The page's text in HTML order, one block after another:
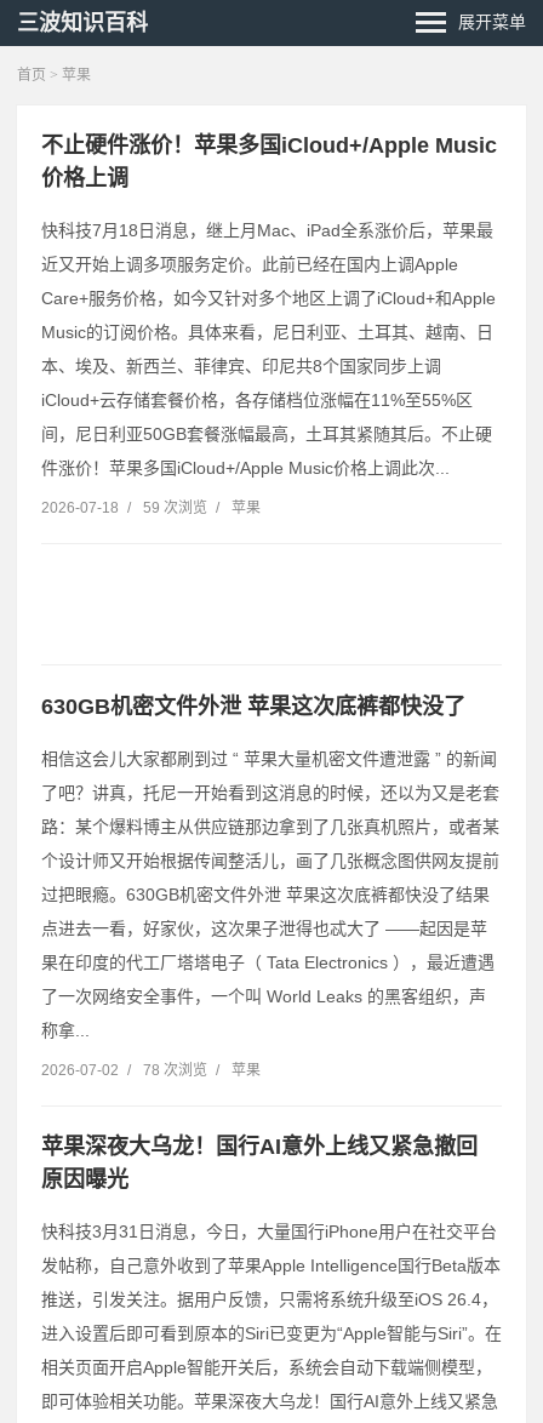
三波知识百科 展开菜单
首页 > 苹果
不止硬件涨价！苹果多国iCloud+/Apple Music
价格上调
快科技7月18日消息，继上月Mac、iPad全系涨价后，苹果最
近又开始上调多项服务定价。此前已经在国内上调Apple
Care+服务价格，如今又针对多个地区上调了iCloud+和Apple
Music的订阅价格。具体来看，尼日利亚、土耳其、越南、日
本、埃及、新西兰、菲律宾、印尼共8个国家同步上调
iCloud+云存储套餐价格，各存储档位涨幅在11%至55%区
间，尼日利亚50GB套餐涨幅最高，土耳其紧随其后。不止硬
件涨价！苹果多国iCloud+/Apple Music价格上调此次...
2026-07-18 / 59 次浏览 / 苹果
630GB机密文件外泄 苹果这次底裤都快没了
相信这会儿大家都刷到过 “ 苹果大量机密文件遭泄露 ” 的新闻
了吧？讲真，托尼一开始看到这消息的时候，还以为又是老套
路：某个爆料博主从供应链那边拿到了几张真机照片，或者某
个设计师又开始根据传闻整活儿，画了几张概念图供网友提前
过把眼瘾。630GB机密文件外泄 苹果这次底裤都快没了结果
点进去一看，好家伙，这次果子泄得也忒大了 ——起因是苹
果在印度的代工厂塔塔电子（ Tata Electronics ），最近遭遇
了一次网络安全事件，一个叫 World Leaks 的黑客组织，声
称拿...
2026-07-02 / 78 次浏览 / 苹果
苹果深夜大乌龙！国行AI意外上线又紧急撤回
原因曝光
快科技3月31日消息，今日，大量国行iPhone用户在社交平台
发帖称，自己意外收到了苹果Apple Intelligence国行Beta版本
推送，引发关注。据用户反馈，只需将系统升级至iOS 26.4，
进入设置后即可看到原本的Siri已变更为“Apple智能与Siri”。在
相关页面开启Apple智能开关后，系统会自动下载端侧模型，
即可体验相关功能。苹果深夜大乌龙！国行AI意外上线又紧急